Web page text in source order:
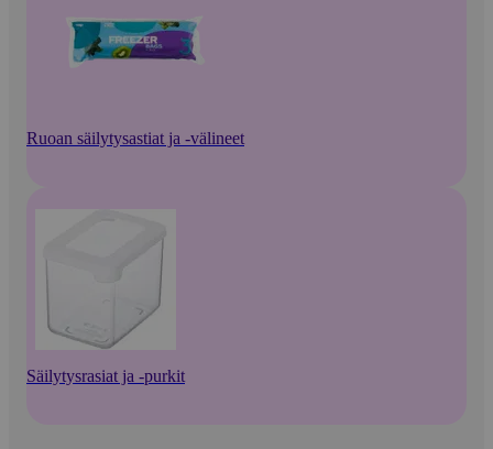
Ruoan säilytysastiat ja -välineet
Säilytysrasiat ja -purkit